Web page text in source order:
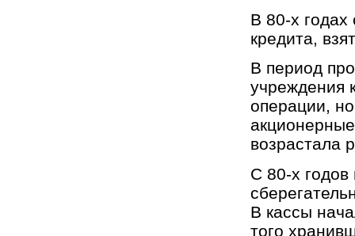
В 80-х
кредита,
В период
учреждения
операции,
возрастала
С 80-х годов
В кассы
того